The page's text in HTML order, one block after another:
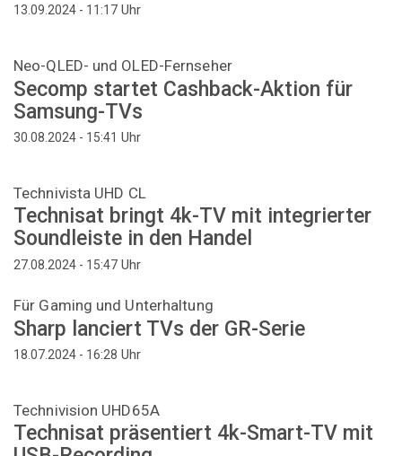
13.09.2024 - 11:17 Uhr
Neo-QLED- und OLED-Fernseher
Secomp startet Cashback-Aktion für
Samsung-TVs
30.08.2024 - 15:41 Uhr
Technivista UHD CL
Technisat bringt 4k-TV mit integrierter
Soundleiste in den Handel
27.08.2024 - 15:47 Uhr
Für Gaming und Unterhaltung
Sharp lanciert TVs der GR-Serie
18.07.2024 - 16:28 Uhr
Technivision UHD65A
Technisat präsentiert 4k-Smart-TV mit